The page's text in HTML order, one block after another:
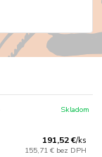
191,52 €/ks
155,71 € bez DPH
Skladom